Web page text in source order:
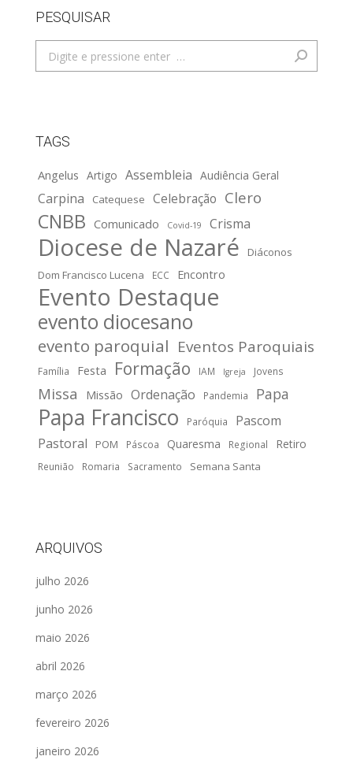
PESQUISAR
Search:
TAGS
Angelus Artigo Assembleia Audiência Geral
Carpina Catequese Celebração Clero
CNBB Comunicado Covid-19 Crisma
Diocese de Nazaré
Diáconos
Dom Francisco Lucena
ECC Encontro
Evento Destaque
evento diocesano
evento paroquial Eventos Paroquiais
Família Festa Formação IAM Igreja Jovens
Missa Missão Ordenação Pandemia Papa
Papa Francisco Paróquia
Pascom
Pastoral
POM Páscoa Quaresma Regional Retiro
Reunião Romaria Sacramento Semana Santa
ARQUIVOS
julho 2026
junho 2026
maio 2026
abril 2026
março 2026
fevereiro 2026
janeiro 2026